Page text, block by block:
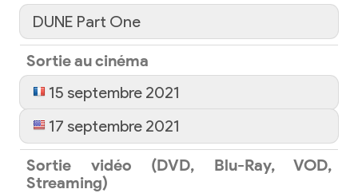
DUNE Part One
Sortie au cinéma
15 septembre 2021
17 septembre 2021
Sortie vidéo (DVD, Blu-Ray, VOD,
Streaming)